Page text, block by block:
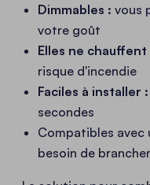
Dimmables : vous
votre goût
Elles ne chauffent
risque d'incendie
Faciles à installer :
secondes
Compatibles avec
besoin de